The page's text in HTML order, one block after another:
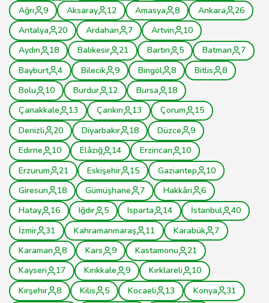
Ağrı
9 Aksaray 12 Amasya 8 Ankara
26
Antalya
20 Ardahan 7 Artvin
10
Aydın
18 Balıkesir 21 Bartın 5 Batman
7
Bayburt
4 Bilecik 9 Bingöl 8 Bitlis
8
Bolu
10 Burdur 12 Bursa
18
Çanakkale
13 Çankırı 13 Çorum
15
Denizli
20 Diyarbakır 18 Düzce
9
Edirne
10 Elâzığ 14 Erzincan
10
Erzurum
21 Eskişehir 15 Gaziantep
10
Giresun
18 Gümüşhane 7 Hakkâri
6
Hatay
16 Iğdır 5 Isparta 14 İstanbul
40
İzmir
31 Kahramanmaraş 11 Karabük
7
Karaman
8 Kars 9 Kastamonu
21
Kayseri
17 Kırıkkale 9 Kırklareli
10
Kırşehir
8 Kilis 5 Kocaeli 13 Konya
31